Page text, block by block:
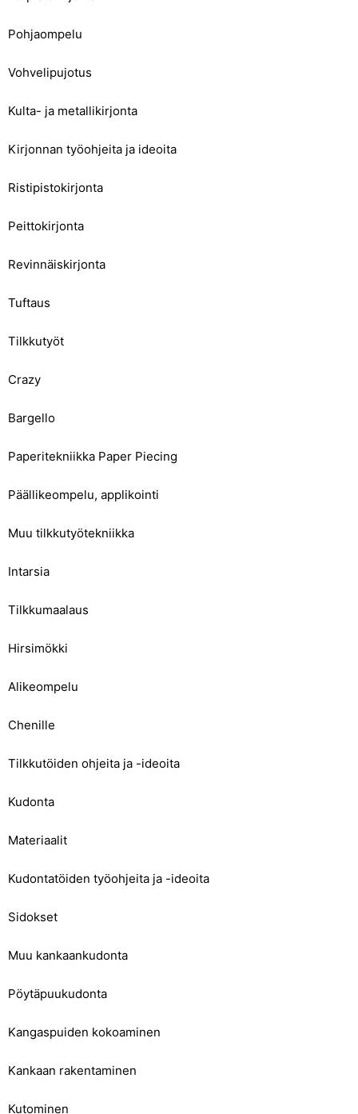
Pohjaompelu
Vohvelipujotus
Kulta- ja metallikirjonta
Kirjonnan työohjeita ja ideoita
Ristipistokirjonta
Peittokirjonta
Revinnäiskirjonta
Tuftaus
Tilkkutyöt
Crazy
Bargello
Paperitekniikka Paper Piecing
Päällikeompelu, applikointi
Muu tilkkutyötekniikka
Intarsia
Tilkkumaalaus
Hirsimökki
Alikeompelu
Chenille
Tilkkutöiden ohjeita ja -ideoita
Kudonta
Materiaalit
Kudontatöiden työohjeita ja -ideoita
Sidokset
Muu kankaankudonta
Pöytäpuukudonta
Kangaspuiden kokoaminen
Kankaan rakentaminen
Kutominen